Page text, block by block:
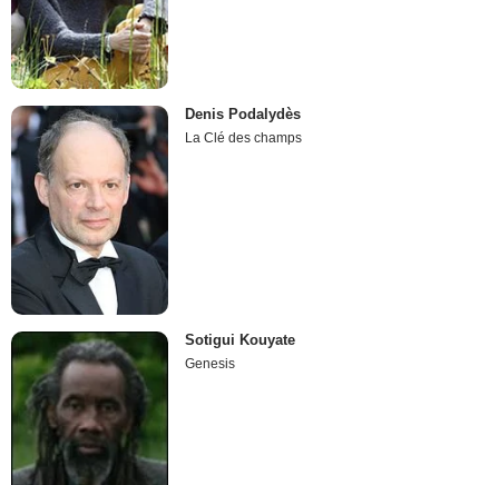
Denis Podalydès
La Clé des champs
Sotigui Kouyate
Genesis